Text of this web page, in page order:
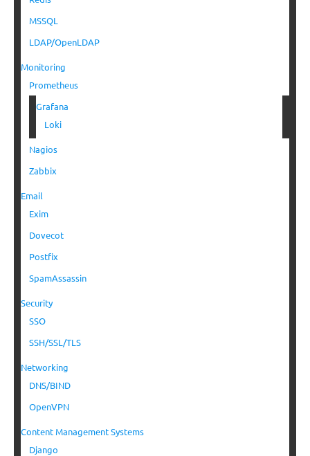
MSSQL
LDAP/OpenLDAP
Monitoring
Prometheus
Grafana
Loki
Nagios
Zabbix
Email
Exim
Dovecot
Postfix
SpamAssassin
Security
SSO
SSH/SSL/TLS
Networking
DNS/BIND
OpenVPN
Content Management Systems
Django